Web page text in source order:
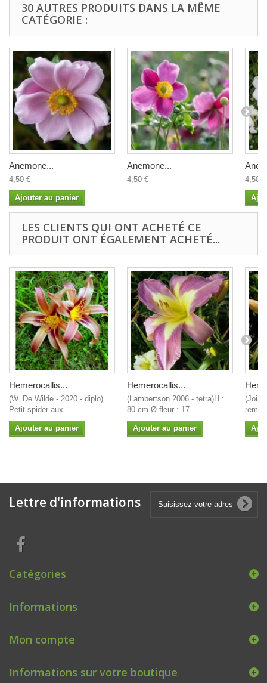
30 AUTRES PRODUITS DANS LA MÊME
CATÉGORIE :
Anemone...
4,50 €
Ajouter au panier
Anemone...
4,50 € 4,50 €
LES CLIENTS QUI ONT ACHETÉ CE
PRODUIT ONT ÉGALEMENT ACHETÉ...
Hemerocallis...
(W. De Wilde - 2020 - diplo)
Petit spider aux...
Ajouter au panier
Hemerocallis...
(Lambertson 2006 - tetra)H :
80 cm Ø fleur : 17...
Ajouter au panier
Lettre d'informations
Catégories
Informations
Mon compte
Informations sur votre boutique